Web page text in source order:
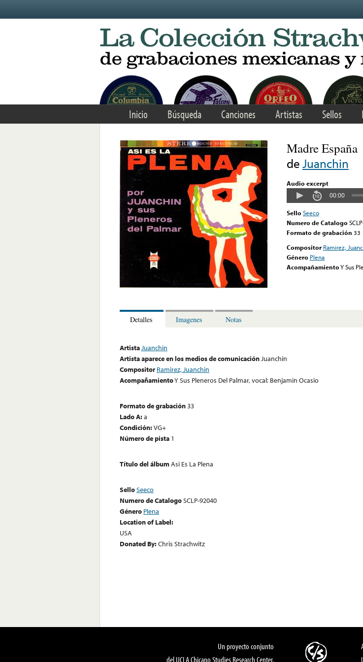
Inicio Búsqueda Canciones Artistas Sellos
Madre España
deJuanchin
Audio excerpt
00:00
Sello Seeco
Numero de Catalogo
Formato de grabación 33
Compositor Ramirez,
Género Plena
AcompañamientoY Sus
Detalles Imagenes Notas
ArtistaJuanchin
Artista aparece en los medios de comunicaciónJuanchin
Compositor Ramirez, Juanchin
AcompañamientoY Sus Pleneros Del Palmar, vocal: Benjamin Ocasio
Formato de grabación33
Lado A:a
Condición:VG+
Número de pista 1
Título del álbumAsi Es La Plena
SelloSeeco
Numero de CatalogoSCLP-92040
Género Plena
Location of Label:
USA
Donated By:Chris Strachwitz
Un proyecto conjunto
del UCLA Chicano Studies Research Center,